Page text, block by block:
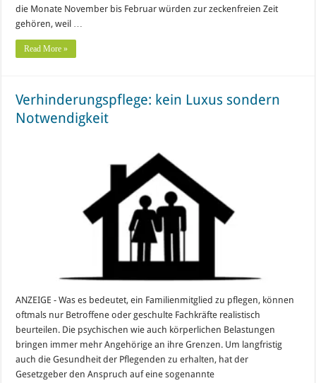
die Monate November bis Februar würden zur zeckenfreien Zeit
gehören, weil …
Read More »
Verhinderungspflege: kein Luxus sondern
Notwendigkeit
ANZEIGE - Was es bedeutet, ein Familienmitglied zu pflegen, können
oftmals nur Betroffene oder geschulte Fachkräfte realistisch
beurteilen. Die psychischen wie auch körperlichen Belastungen
bringen immer mehr Angehörige an ihre Grenzen. Um langfristig
auch die Gesundheit der Pflegenden zu erhalten, hat der
Gesetzgeber den Anspruch auf eine sogenannte